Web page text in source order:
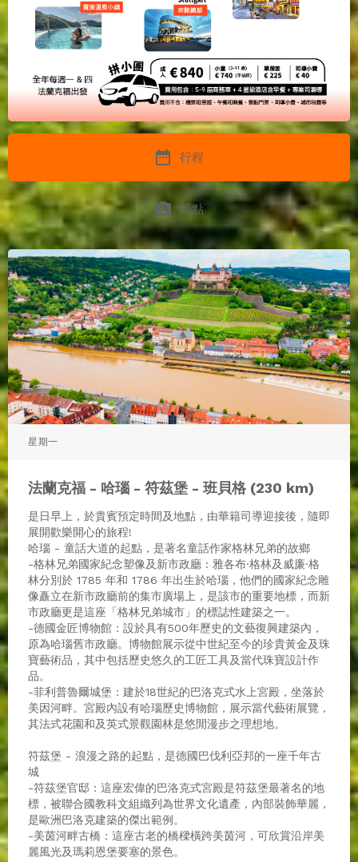
date_range 行程
photo_camera 景點
星期一
法蘭克福 - 哈瑙 - 符茲堡 - 班貝格 (230 km)
是日早上，於貴賓預定時間及地點，由華籍司導迎接後，隨即
展開歡樂開心的旅程!
哈瑙 - 童話大道的起點，是著名童話作家格林兄弟的故鄉
-格林兄弟國家紀念塑像及新市政廳 : 雅各布·格林及威廉·格
林分別於 1785 年和 1786 年出生於哈瑙，他們的國家紀念雕
像矗立在新市政廳前的集市廣場上，是該市的重要地標，而新
市政廳更是這座「格林兄弟城市」的標誌性建築之一。
-德國金匠博物館：設於具有500年歷史的文藝復興建築內，
原為哈瑙舊市政廳。博物館展示從中世紀至今的珍貴黃金及珠
寶藝術品，其中包括歷史悠久的工匠工具及當代珠寶設計作
品。
-菲利普魯爾城堡：建於18世紀的巴洛克式水上宮殿，坐落於
美因河畔。宮殿內設有哈瑙歷史博物館，展示當代藝術展覽，
其法式花園和及英式景觀園林是悠閒漫步之理想地。
符茲堡 - 浪漫之路的起點，是德國巴伐利亞邦的一座千年古
城
-符茲堡官邸：這座宏偉的巴洛克式宮殿是符茲堡最著名的地
標，被聯合國教科文組織列為世界文化遺產，內部裝飾華麗，
是歐洲巴洛克建築的傑出範例。
-美茵河畔古橋：這座古老的橋樑橫跨美茵河，可欣賞沿岸美
麗風光及瑪莉恩堡要塞的景色。